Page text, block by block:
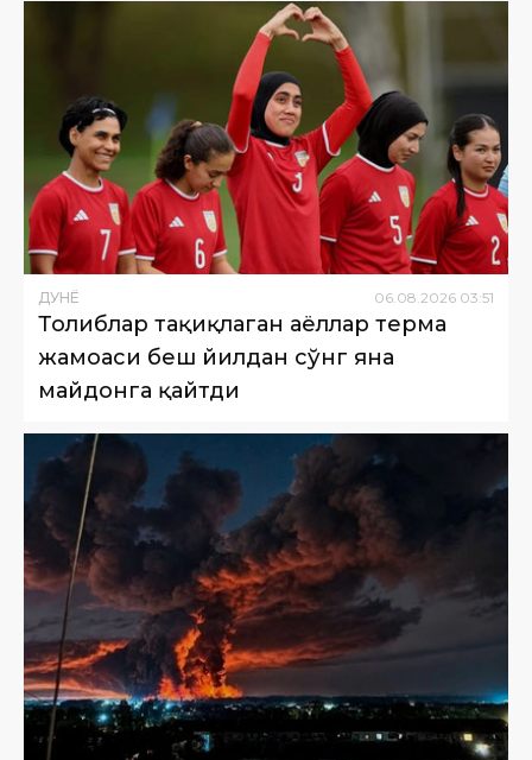
ДУНË 06 08 2026 03:51
Толиблар тақиқлаган аёллар терма
жамоаси беш йилдан сўнг яна
майдонга қайтди